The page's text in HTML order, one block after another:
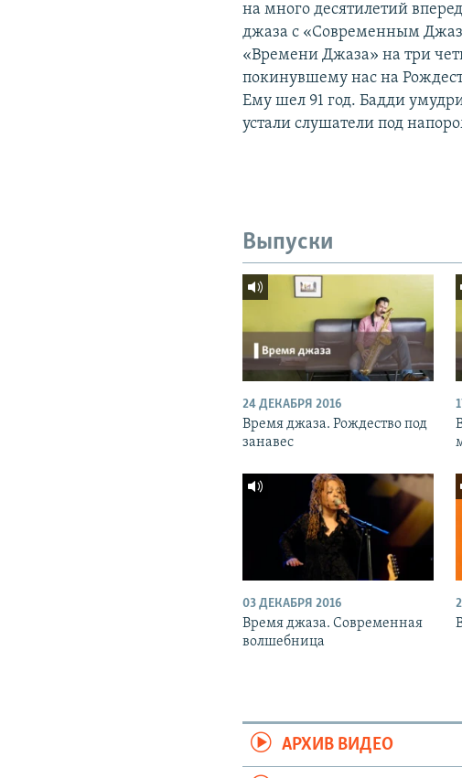
на много десятилетий
джаза с «Современным
«Времени Джаза» на три
покинувшему нас на
Ему шел 91 год. Бадди
устали слушатели под
Выпуски
24 ДЕКАБРЯ 2016
Время джаза. Рождество под
занавес
03 ДЕКАБРЯ 2016
Время джаза. Современная
волшебница
АРХИВ ВИДЕО